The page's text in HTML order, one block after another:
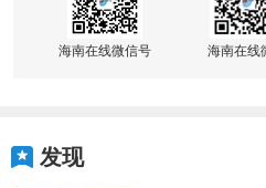
海南在线微信号 海南在线
发现